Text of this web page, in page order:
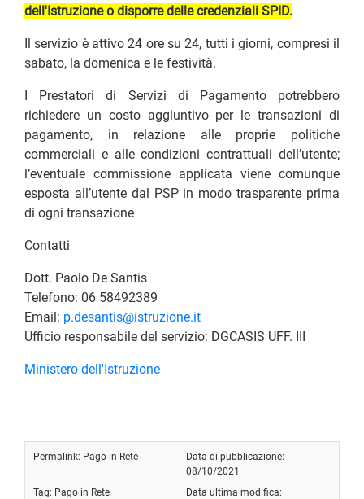
dell'Istruzione o disporre delle credenziali SPID.
Il servizio è attivo 24 ore su 24, tutti i giorni, compresi il
sabato, la domenica e le festività.
I Prestatori di Servizi di Pagamento potrebbero
richiedere un costo aggiuntivo per le transazioni di
pagamento, in relazione alle proprie politiche
commerciali e alle condizioni contrattuali dell’utente;
l’eventuale commissione applicata viene comunque
esposta all’utente dal PSP in modo trasparente prima
di ogni transazione
Contatti
Dott. Paolo De Santis
Telefono: 06 58492389
Email: p.desantis@istruzione.it
Ufficio responsabile del servizio: DGCASIS UFF. III
Ministero dell'Istruzione
Permalink: Pago in Rete
Data di pubblicazione:
08/10/2021
Tag: Pago in Rete
Data ultima modifica: